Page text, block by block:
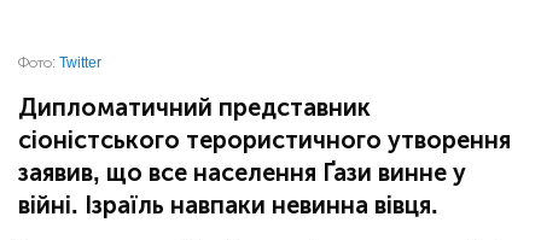
Фото: Twitter
Дипломатичний представник
сіоністського терористичного утворення
заявив, що все населення Ґази винне у
війні. Ізраїль навпаки невинна вівця.